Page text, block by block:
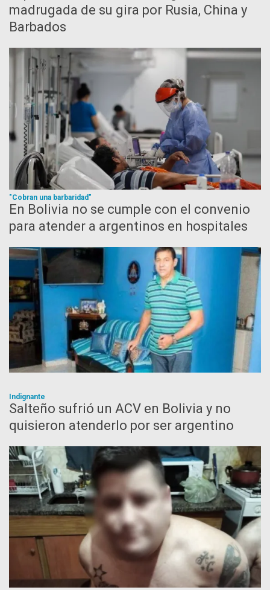
madrugada de su gira por Rusia, China y
Barbados
"Cobran una barbaridad"
En Bolivia no se cumple con el convenio
para atender a argentinos en hospitales
Indignante
Salteño sufrió un ACV en Bolivia y no
quisieron atenderlo por ser argentino